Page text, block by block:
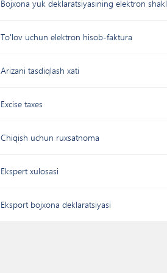
Bojxona yuk deklaratsiyasining elektron
To'lov uchun elektron hisob-faktura
Arizani tasdiqlash xati
Excise taxes
Chiqish uchun ruxsatnoma
Ekspert xulosasi
Eksport bojxona deklaratsiyasi